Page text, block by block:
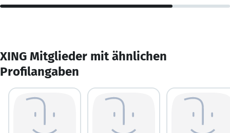
XING Mitglieder mit ähnlichen
Profilangaben